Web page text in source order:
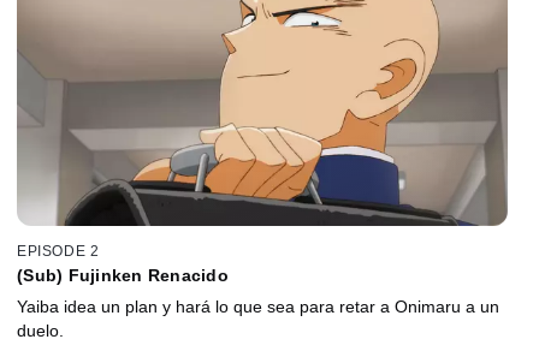
EPISODE 2
(Sub) Fujinken Renacido
Yaiba idea un plan y hará lo que sea para retar a Onimaru a un
duelo.